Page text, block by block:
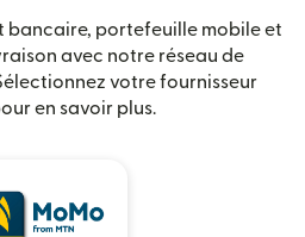
bancaire, portefeuille mobile et
avec notre réseau de
votre fournisseur
en savoir plus.